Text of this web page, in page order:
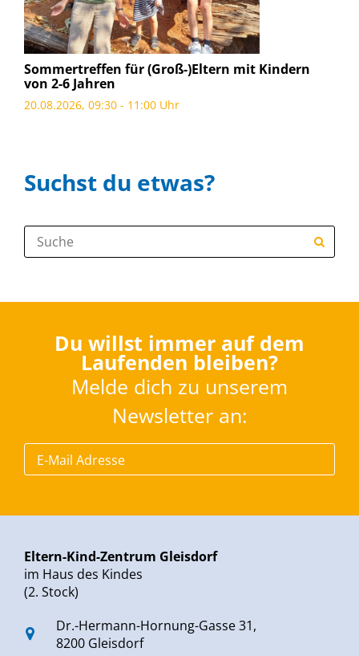
Sommertreffen für (Groß-)Eltern mit Kindern
von 2-6 Jahren
20.08.2026, 09:30 - 11:00 Uhr
Suchst du etwas?
Suche:
Du willst immer auf dem
Laufenden bleiben?
Melde dich zu unserem
Newsletter an:
Eltern-Kind-Zentrum Gleisdorf
im Haus des Kindes
(2. Stock)
Dr.-Hermann-Hornung-Gasse 31,
8200 Gleisdorf